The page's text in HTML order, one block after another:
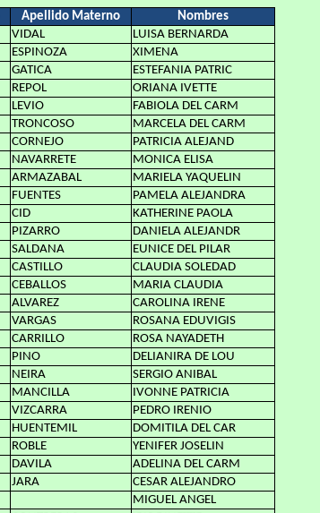
Apellido Materno
Nombres
VIDAL
LUISA BERNARDA
ESPINOZA
XIMENA
GATICA
ESTEFANIA PATRIC
REPOL
ORIANA IVETTE
LEVIO
FABIOLA DEL CARM
TRONCOSO
MARCELA DEL CARM
CORNEJO
PATRICIA ALEJAND
NAVARRETE
MONICA ELISA
ARMAZABAL
MARIELA YAQUELIN
FUENTES
PAMELA ALEJANDRA
CID
KATHERINE PAOLA
PIZARRO
DANIELA ALEJANDR
SALDANA
EUNICE DEL PILAR
CASTILLO
CLAUDIA SOLEDAD
CEBALLOS
MARIA CLAUDIA
ALVAREZ
CAROLINA IRENE
VARGAS
ROSANA EDUVIGIS
CARRILLO
ROSA NAYADETH
PINO
DELIANIRA DE LOU
NEIRA
SERGIO ANIBAL
MANCILLA
IVONNE PATRICIA
VIZCARRA
PEDRO IRENIO
HUENTEMIL
DOMITILA DEL CAR
ROBLE
YENIFER JOSELIN
DAVILA
ADELINA DEL CARM
JARA
CESAR ALEJANDRO
MIGUEL ANGEL